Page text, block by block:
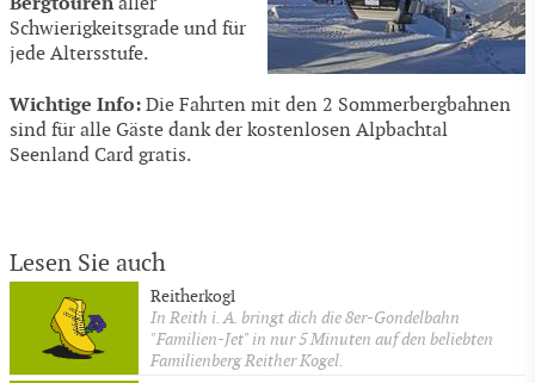
Schwierigkeitsgrade und für
jede Altersstufe.
Wichtige Info: Die Fahrten mit den 2 Sommerbergbahnen
sind für alle Gäste dank der kostenlosen Alpbachtal
Seenland Card gratis.
Lesen Sie auch
Reitherkogl
In Reith i. A. bringt dich die 8er-Gondelbahn
"Familien-Jet" in nur 5 Minuten auf den beliebten
Familienberg Reither Kogel.